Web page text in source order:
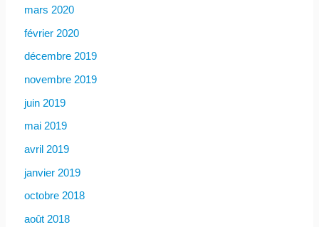
mars 2020
février 2020
décembre 2019
novembre 2019
juin 2019
mai 2019
avril 2019
janvier 2019
octobre 2018
août 2018